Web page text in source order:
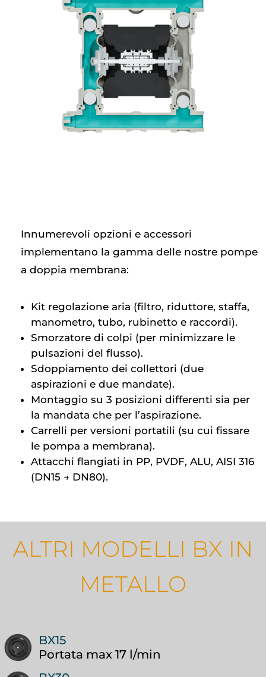
Innumerevoli opzioni e accessori
implementano la gamma delle nostre pompe
a doppia membrana:
Kit regolazione aria (filtro, riduttore, staffa,
manometro, tubo, rubinetto e raccordi).
Smorzatore di colpi (per minimizzare le
pulsazioni del flusso).
Sdoppiamento dei collettori (due
aspirazioni e due mandate).
Montaggio su 3 posizioni differenti sia per
la mandata che per l’aspirazione.
Carrelli per versioni portatili (su cui fissare
le pompa a membrana).
Attacchi flangiati in PP, PVDF, ALU, AISI 316
(DN15 → DN80).
ALTRI MODELLI BX IN
METALLO
BX15
Portata max 17 l/min